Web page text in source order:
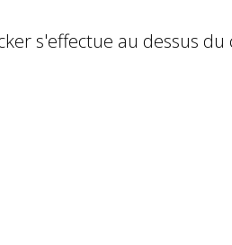
s'effectue au dessus du